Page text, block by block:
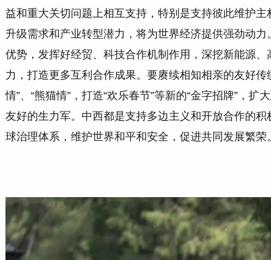
益和重大关切问题上相互支持，特别是支持彼此维护
升级需求和产业转型潜力，将为世界经济提供强劲动
优势，发挥好经贸、科技合作机制作用，深挖新能源
力，打造更多互利合作成果。要赓续相知相亲的友好
情”、“熊猫情”，打造“欢乐春节”等新的“金字招牌”，
友好的生力军。中西都是支持多边主义和开放合作的
球治理体系，维护世界和平和安全，促进共同发展繁荣